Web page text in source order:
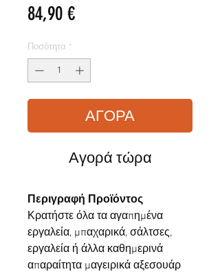
84,90 €Τιμή
Ποσότητα *
ΑΓΟΡΑ
Αγορά τώρα
Περιγραφή Προϊόντος
Κρατήστε όλα τα αγαπημένα
εργαλεία, μπαχαρικά, σάλτσες,
εργαλεία ή άλλα καθημερινά
απαραίτητα μαγειρικά αξεσουάρ